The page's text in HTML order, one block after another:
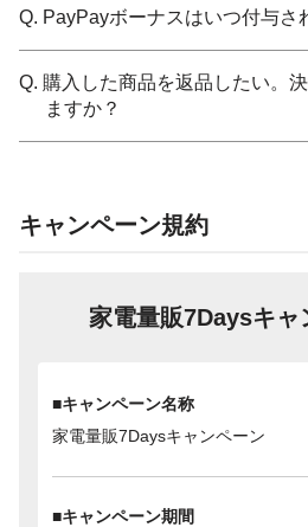
Q. PayPayボーナスはいつ付与さ
Q. 購入した商品を返品したい。
ますか？
キャンペーン規約
家電量販7Daysキャ
■キャンペーン名称
家電量販7Daysキャンペーン
■キャンペーン期間